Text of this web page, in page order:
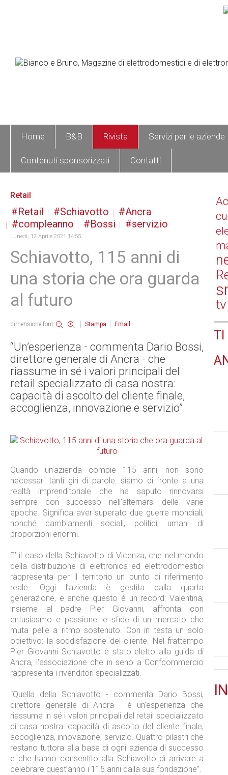
Home B&B Rivista Servizi per le aziende
Contenuti sponsorizzati Contatti
Retail
Retail Schiavotto
Ancra
compleanno
Bossi servizio
Lunedì, 12 Aprile 2021 14:55
Schiavotto, 115 anni di
una storia che ora guarda
al futuro
dimensione font Stampa Email
“Un’esperienza - commenta Dario Bossi,
direttore generale di Ancra - che
riassume in sé i valori principali del
retail specializzato di casa nostra:
capacità di ascolto del cliente finale,
accoglienza, innovazione e servizio”.
Quando un’azienda compie 115 anni, non sono
necessari tanti giri di parole: siamo di fronte a una
realtà imprenditoriale che ha saputo rinnovarsi
sempre con successo nell’alternarsi delle varie
epoche. Significa aver superato due guerre mondiali,
nonché cambiamenti sociali, politici, umani di
proporzioni enormi.
E’ il caso della Schiavotto di Vicenza, che nel mondo
della distribuzione di elettronica ed elettrodomestici
rappresenta per il territorio un punto di riferimento
reale. Oggi l’azienda è gestita dalla quarta
generazione, e anche questo è un record: Valentina,
insieme al padre Pier Giovanni, affronta con
entusiasmo e passione le sfide di un mercato che
muta pelle a ritmo sostenuto. Con in testa un solo
obiettivo: la soddisfazione del cliente. Nel frattempo
Pier Giovanni Schiavotto è stato eletto alla guida di
Ancra, l’associazione che in seno a Confcommercio
rappresenta i rivenditori specializzati.
“Quella della Schiavotto - commenta Dario Bossi,
direttore generale di Ancra - è un’esperienza che
riassume in sé i valori principali del retail specializzato
di casa nostra: capacità di ascolto del cliente finale,
accoglienza, innovazione, servizio. Quattro pilastri che
restano tuttora alla base di ogni azienda di successo
e che hanno consentito alla Schiavotto di arrivare a
celebrare quest’anno i 115 anni dalla sua fondazione”.
tv
TI
IN